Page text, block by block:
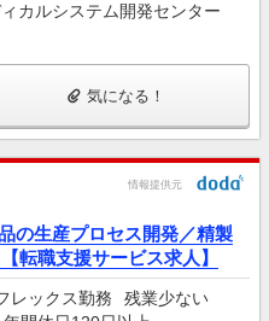
カルシステム開発センター
気になる！
情報提供元
の生産プロセス開発／精製
転職支援サービス求人】
レックス勤務
残業少ない